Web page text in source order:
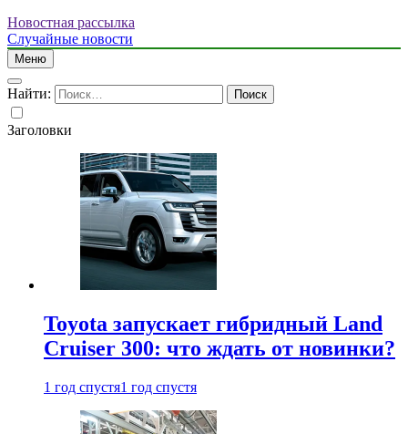
Новостная рассылка
Случайные новости
Меню
Найти:
Заголовки
Toyota запускает гибридный Land
Cruiser 300: что ждать от новинки?
1 год спустя1 год спустя